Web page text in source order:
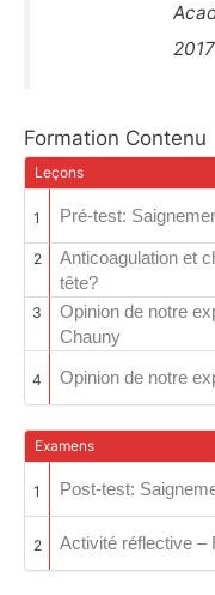
Formation Contenu
Leçons
1 Pré-test:
2
Anticoagulation et
tête?
3
Opinion de notre
Chauny
4 Opinion de notre
Examens
1 Post-test:
2 Activité réflective –